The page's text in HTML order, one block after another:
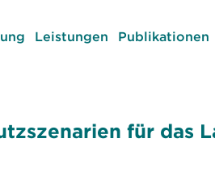
Leistungen Publikationen
für das